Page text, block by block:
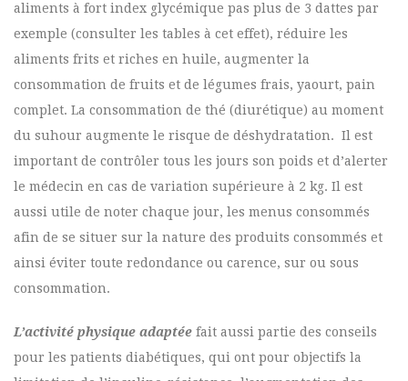
aliments à fort index glycémique pas plus de 3 dattes par
exemple (consulter les tables à cet effet), réduire les
aliments frits et riches en huile, augmenter la
consommation de fruits et de légumes frais, yaourt, pain
complet. La consommation de thé (diurétique) au moment
du suhour augmente le risque de déshydratation. Il est
important de contrôler tous les jours son poids et d’alerter
le médecin en cas de variation supérieure à 2 kg. Il est
aussi utile de noter chaque jour, les menus consommés
afin de se situer sur la nature des produits consommés et
ainsi éviter toute redondance ou carence, sur ou sous
consommation.
L’activité physique adaptée fait aussi partie des conseils
pour les patients diabétiques, qui ont pour objectifs la